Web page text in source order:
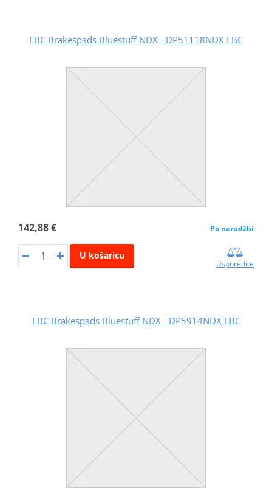
EBC Brakespads Bluestuff NDX - DP51118NDX EBC
142,88 € Po narudžbi
U košaricu
Usporedite
EBC Brakespads Bluestuff NDX - DP5914NDX EBC